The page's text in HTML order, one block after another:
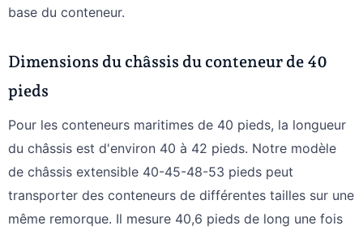
base du conteneur.
Dimensions du châssis du conteneur de 40
pieds
Pour les conteneurs maritimes de 40 pieds, la longueur
du châssis est d'environ 40 à 42 pieds. Notre modèle
de châssis extensible 40-45-48-53 pieds peut
transporter des conteneurs de différentes tailles sur une
même remorque. Il mesure 40,6 pieds de long une fois